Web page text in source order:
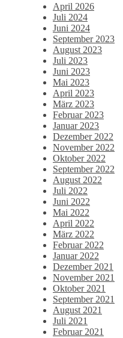
April 2026
Juli 2024
Juni 2024
September 2023
August 2023
Juli 2023
Juni 2023
Mai 2023
April 2023
März 2023
Februar 2023
Januar 2023
Dezember 2022
November 2022
Oktober 2022
September 2022
August 2022
Juli 2022
Juni 2022
Mai 2022
April 2022
März 2022
Februar 2022
Januar 2022
Dezember 2021
November 2021
Oktober 2021
September 2021
August 2021
Juli 2021
Februar 2021